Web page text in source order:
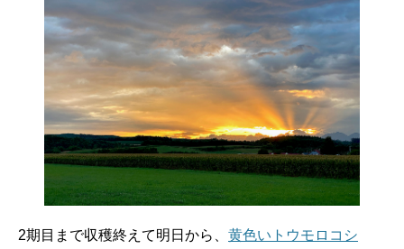
2期目まで収穫終えて明日から、 黄色いトウモロコシ